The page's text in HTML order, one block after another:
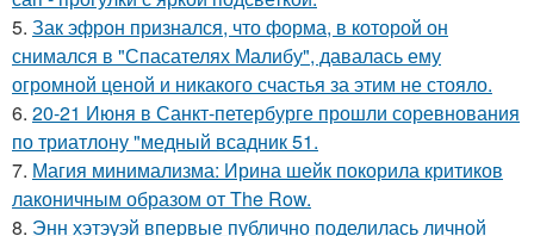
5. Зак эфрон признался, что форма, в которой он
снимался в "Спасателях Малибу", давалась ему
огромной ценой и никакого счастья за этим не стояло.
6. 20-21 Июня в Санкт-петербурге прошли соревнования
по триатлону "медный всадник 51.
7. Магия минимализма: Ирина шейк покорила критиков
лаконичным образом от The Row.
8. Энн хэтэуэй впервые публично поделилась личной